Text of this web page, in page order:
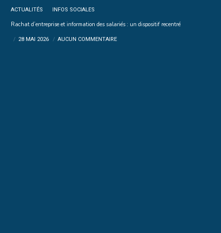
ACTUALITÉS INFOS SOCIALES
Rachat d’entreprise et information des salariés : un dispositif recentré
28 MAI 2026 AUCUN COMMENTAIRE